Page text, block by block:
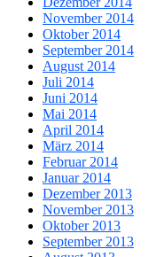
November 2014
Oktober 2014
September 2014
August 2014
Juli 2014
Juni 2014
Mai 2014
April 2014
März 2014
Februar 2014
Januar 2014
Dezember 2013
November 2013
Oktober 2013
September 2013